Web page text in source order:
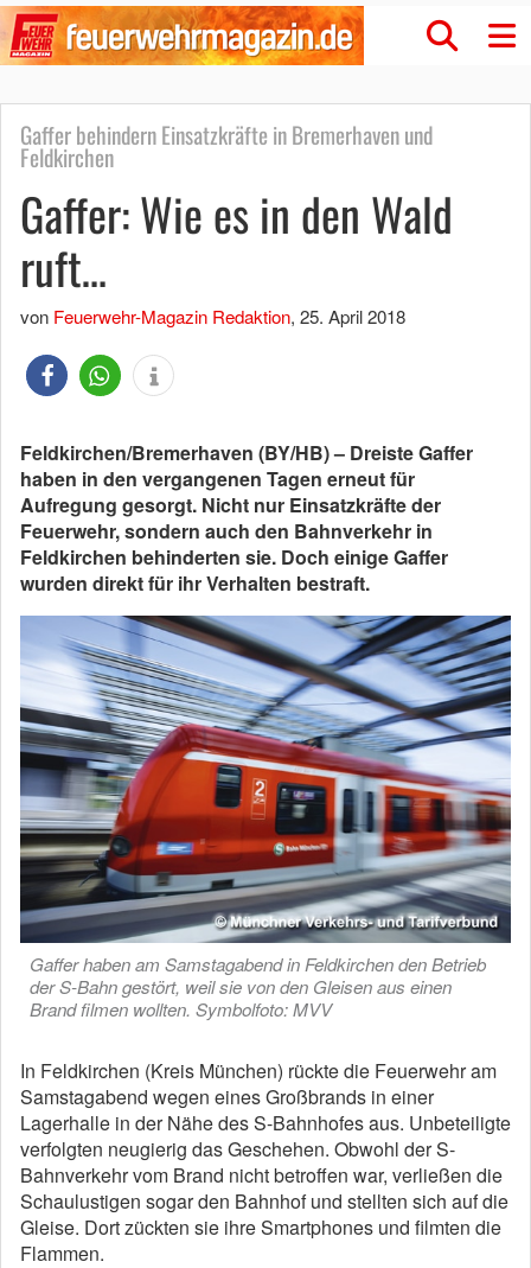
Gaffer behindern Einsatzkräfte in Bremerhaven und
Feldkirchen
Gaffer: Wie es in den Wald
ruft…
von Feuerwehr-Magazin Redaktion, 25. April 2018
Feldkirchen/Bremerhaven (BY/HB) – Dreiste Gaffer
haben in den vergangenen Tagen erneut für
Aufregung gesorgt. Nicht nur Einsatzkräfte der
Feuerwehr, sondern auch den Bahnverkehr in
Feldkirchen behinderten sie. Doch einige Gaffer
wurden direkt für ihr Verhalten bestraft.
Gaffer haben am Samstagabend in Feldkirchen den Betrieb
der S-Bahn gestört, weil sie von den Gleisen aus einen
Brand filmen wollten. Symbolfoto: MVV
In Feldkirchen (Kreis München) rückte die Feuerwehr am
Samstagabend wegen eines Großbrands in einer
Lagerhalle in der Nähe des S-Bahnhofes aus. Unbeteiligte
verfolgten neugierig das Geschehen. Obwohl der S-
Bahnverkehr vom Brand nicht betroffen war, verließen die
Schaulustigen sogar den Bahnhof und stellten sich auf die
Gleise. Dort zückten sie ihre Smartphones und filmten die
Flammen.